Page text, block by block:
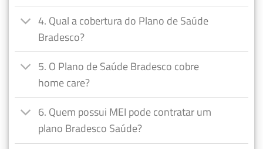
4. Qual a cobertura do Plano de Saúde
Bradesco?
5. O Plano de Saúde Bradesco cobre
home care?
6. Quem possui MEI pode contratar um
plano Bradesco Saúde?